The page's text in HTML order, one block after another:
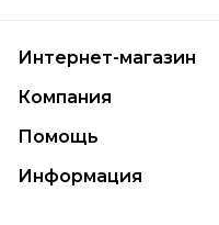
Интернет-магазин
Компания
Помощь
Информация